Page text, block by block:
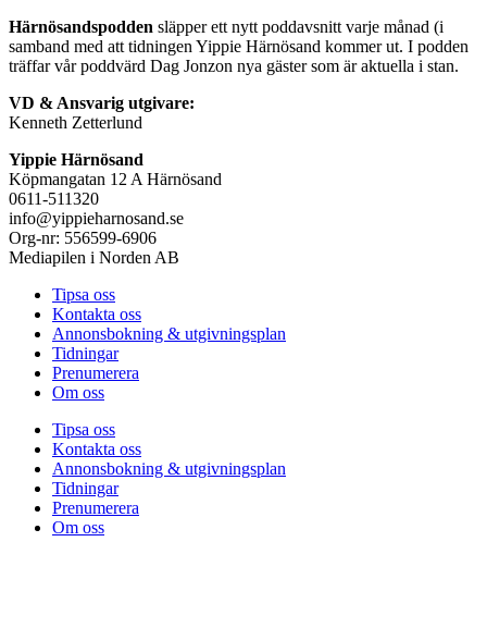
Härnösandspodden släpper ett nytt poddavsnitt varje månad (i
samband med att tidningen Yippie Härnösand kommer ut. I podden
träffar vår poddvärd Dag Jonzon nya gäster som är aktuella i stan.
VD & Ansvarig utgivare:
Kenneth Zetterlund
Yippie Härnösand
Köpmangatan 12 A Härnösand
0611-511320
info@yippieharnosand.se
Org-nr: 556599-6906
Mediapilen i Norden AB
Tipsa oss
Kontakta oss
Annonsbokning & utgivningsplan
Tidningar
Prenumerera
Om oss
Tipsa oss
Kontakta oss
Annonsbokning & utgivningsplan
Tidningar
Prenumerera
Om oss